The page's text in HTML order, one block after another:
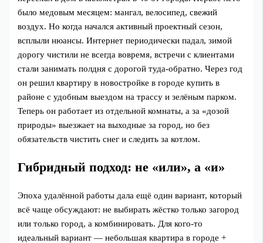
было медовым месяцем: мангал, велосипед, свежий
воздух. Но когда начался активный проектный сезон,
всплыли нюансы. Интернет периодически падал, зимой
дорогу чистили не всегда вовремя, встречи с клиентами
стали занимать полдня с дорогой туда-обратно. Через год
он решил квартиру в новостройке в городе купить в
районе с удобным выездом на трассу и зелёным парком.
Теперь он работает из отдельной комнаты, а за «дозой
природы» выезжает на выходные за город, но без
обязательств чистить снег и следить за котлом.
Гибридный подход: не «или», а «и»
Эпоха удалённой работы дала ещё один вариант, который
всё чаще обсуждают: не выбирать жёстко только загород
или только город, а комбинировать. Для кого-то
идеальный вариант — небольшая квартира в городе +